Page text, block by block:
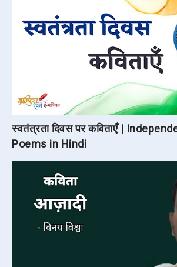
स्वतंत्रता दिवस पर कविताएँ |
Poems in Hindi